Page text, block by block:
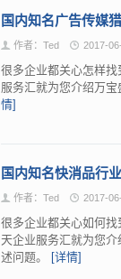
国内知名广告传媒
作者：Ted 2017-
很多企业都关心怎样
服务汇就为您介绍万
情]
国内知名快消品行
作者：Ted 2017-
很多企业都关心如何
天企业服务汇就为您
述问题。 [详情]